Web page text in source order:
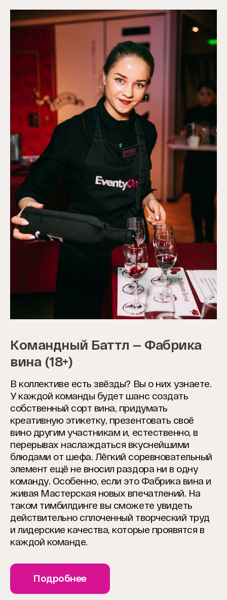
Командный Баттл — Фабрика
вина (18+)
В коллективе есть звёзды? Вы о них узнаете.
У каждой команды будет шанс создать
собственный сорт вина, придумать
креативную этикетку, презентовать своё
вино другим участникам и, естественно, в
перерывах наслаждаться вкуснейшими
блюдами от шефа. Лёгкий соревновательный
элемент ещё не вносил раздора ни в одну
команду. Особенно, если это Фабрика вина и
живая Мастерская новых впечатлений. На
таком тимбилдинге вы сможете увидеть
действительно сплоченный творческий труд
и лидерские качества, которые проявятся в
каждой команде.
Подробнее